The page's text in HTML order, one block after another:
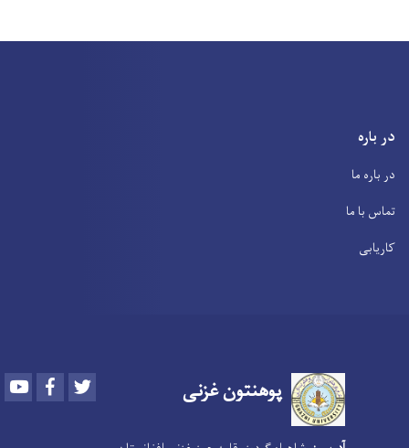
در باره
در باره ما
تماس با ما
کاریابی
پوهنتونغزنی Youtube Facebook